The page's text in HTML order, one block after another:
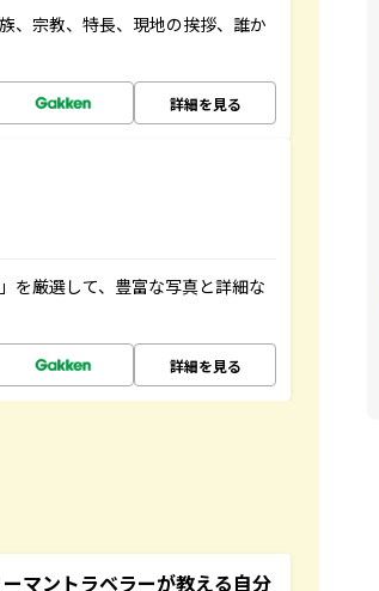
、宗教、特長、現地の挨拶、誰か
詳細を見る
を厳選して、豊富な写真と詳細な
詳細を見る
マントラベラーが教える自分